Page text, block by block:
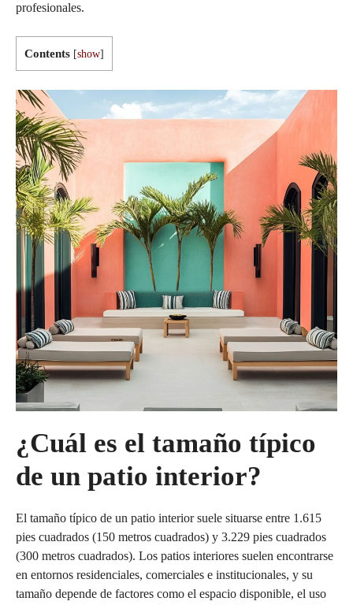
profesionales.
Contents [show]
¿Cuál es el tamaño típico
de un patio interior?
El tamaño típico de un patio interior suele situarse entre 1.615
pies cuadrados (150 metros cuadrados) y 3.229 pies cuadrados
(300 metros cuadrados). Los patios interiores suelen encontrarse
en entornos residenciales, comerciales e institucionales, y su
tamaño depende de factores como el espacio disponible, el uso